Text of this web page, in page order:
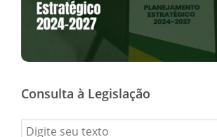
Consulta à Legislação